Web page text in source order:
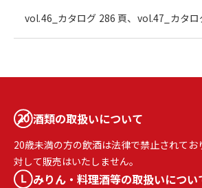
vol.46_カタログ 286 頁、vol.47_カタロ
酒類の取扱いについて
20歳未満の方の飲酒は法律で禁止されてお
対して販売はいたしません。
みりん・料理酒等の取扱いについ